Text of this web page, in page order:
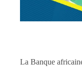
La Banque